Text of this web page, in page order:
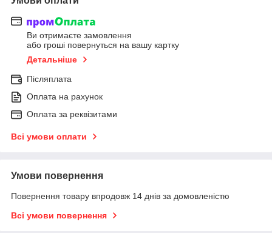
Ви отримаєте замовлення
або гроші повернуться на вашу картку
Детальніше
Післяплата
Оплата на рахунок
Оплата за реквізитами
Всі умови оплати
Умови повернення
Повернення товару впродовж 14 днів за домовленістю
Всі умови повернення